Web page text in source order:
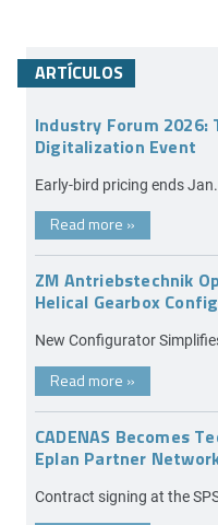
ARTÍCULOS
Industry Forum
Digitalization Event
Early-bird pricing ends
Read more »
ZM Antriebstechnik
Helical Gearbox
New Configurator
Read more »
CADENAS Becomes
Eplan Partner
Contract signing at the